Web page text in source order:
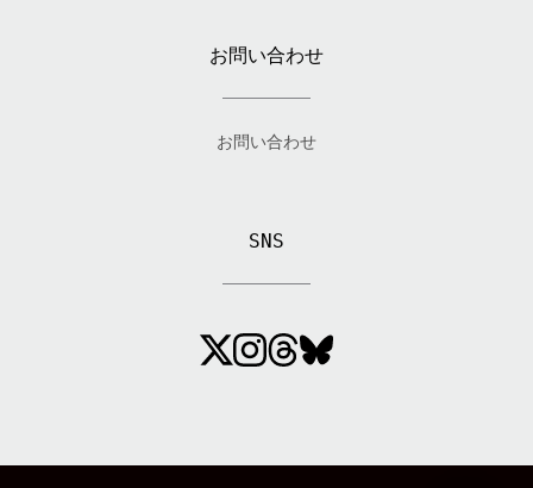
お問い合わせ
お問い合わせ
SNS